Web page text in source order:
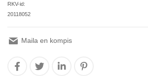
RKV-id:
20118052
Maila en kompis